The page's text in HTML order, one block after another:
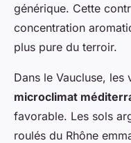
générique. Cette
concentration
plus pure du terroir.
Dans le Vaucluse,
microclimat
favorable. Les sols
roulés du Rhône